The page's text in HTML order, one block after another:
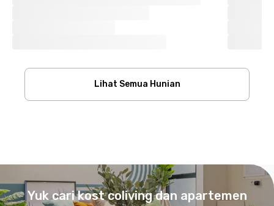
Lihat Semua Hunian
Yuk cari kost coliving dan apartemen